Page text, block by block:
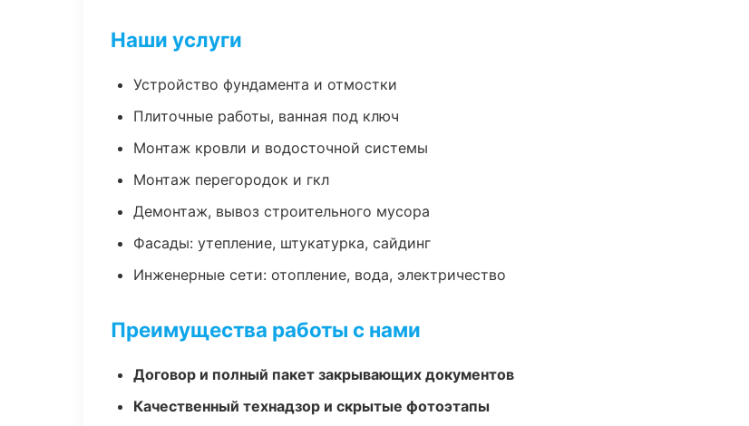
Наши услуги
Устройство фундамента и отмостки
Плиточные работы, ванная под ключ
Монтаж кровли и водосточной системы
Монтаж перегородок и гкл
Демонтаж, вывоз строительного мусора
Фасады: утепление, штукатурка, сайдинг
Инженерные сети: отопление, вода, электричество
Преимущества работы с нами
Договор и полный пакет закрывающих документов
Качественный технадзор и скрытые фотоэтапы